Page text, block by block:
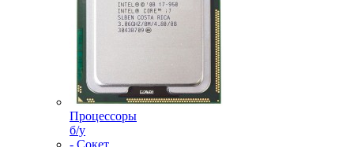
Процессоры
б/у
- Сокет